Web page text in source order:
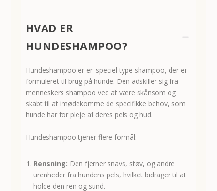
HVAD ER
HUNDESHAMPOO?
K
Hundeshampoo er en speciel type shampoo, der er
formuleret til brug på hunde. Den adskiller sig fra
menneskers shampoo ved at være skånsom og
skabt til at imødekomme de specifikke behov, som
hunde har for pleje af deres pels og hud.
Hundeshampoo tjener flere formål:
Rensning: Den fjerner snavs, støv, og andre
urenheder fra hundens pels, hvilket bidrager til at
holde den ren og sund.